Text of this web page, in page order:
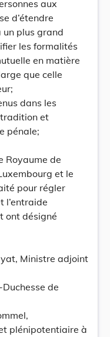
aux
d’étendre
un plus grand
les formalités
en matière
que celle
dans les
et
pénale;
Royaume de
et le
pour régler
l’entraide
ont désigné
Ministre adjoint
de
plénipotentiaire à